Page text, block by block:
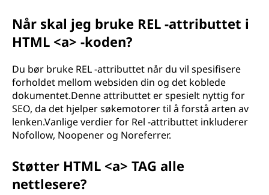
Når skal jeg bruke REL -attributtet i
HTML <a> -koden?
Du bør bruke REL -attributtet når du vil spesifisere
forholdet mellom websiden din og det koblede
dokumentet.Denne attributtet er spesielt nyttig for
SEO, da det hjelper søkemotorer til å forstå arten av
lenken.Vanlige verdier for Rel -attributtet inkluderer
Nofollow, Noopener og Noreferrer.
Støtter HTML <a> TAG alle
nettlesere?